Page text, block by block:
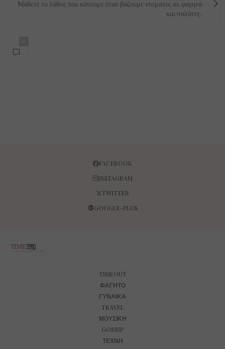
Μάθετε το λάθος που κάνουμε όταν βάζουμε ντομάτες σε φαγητά
και σαλάτες.
FACEBOOK
INSTAGRAM
TWITTER
GOOGLE-PLUS
TIMEOUT
ΦΑΓΗΤΌ
ΓΥΝΑΊΚΑ
TRAVEL
ΜΟΥΣΙΚΉ
GOSSIP
ΤΈΧΝΗ